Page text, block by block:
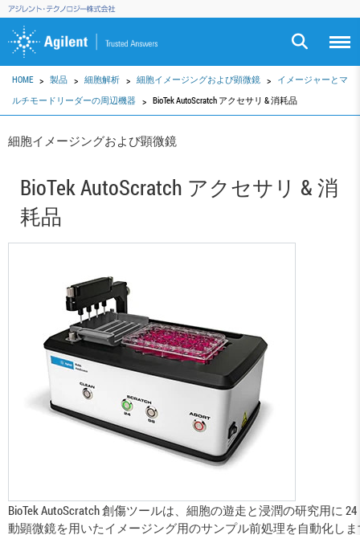
HOME 製品 細胞解析 細胞イメージングおよび顕微鏡
イメージャーとマ
ルチモードリーダーの周辺機器
BioTek AutoScratch アクセサリ & 消耗品
細胞イメージングおよび顕微鏡
BioTek AutoScratch アクセサリ & 消
耗品
BioTek AutoScratch 創傷ツールは、細胞の遊走と浸潤の研究用に
動顕微鏡を用いたイメージング用のサンプル前処理を自動化しま